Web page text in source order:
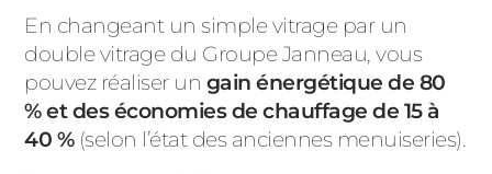
En changeant un simple vitrage par un
double vitrage du Groupe Janneau, vous
pouvez réaliser un gain énergétique de 80
% et des économies de chauffage de 15 à
40 %(selon l’état des anciennes menuiseries).